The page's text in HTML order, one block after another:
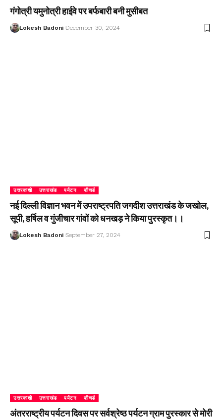
गंगोत्री यमुनोत्री हाईवे पर बर्फबारी बनी मुसीबत
Lokesh Badoni December 30, 2024
उत्तरकाशी उत्तराखंड पर्यटन फीचर्ड
नई दिल्ली विज्ञान भवन में उपराष्ट्रपति जगदीश उत्तराखंड के जखोल,
सूपी, हर्षिल व गुंजीचार गांवों को धनखड़ ने किया पुरस्कृत।।
Lokesh Badoni September 27, 2024
उत्तरकाशी उत्तराखंड पर्यटन फीचर्ड
अंतरराष्ट्रीय पर्यटन दिवस पर सर्वश्रेष्ठ पर्यटन ग्राम पुरस्कार से मोरी